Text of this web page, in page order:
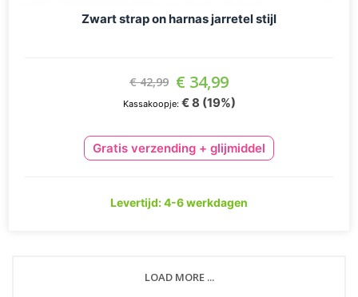
Zwart strap on harnas jarretel stijl
€ 42,99 Aanbiedingsprijs
€ 34,99
Kassakoopje: € 8 (19%)
Gratis verzending + glijmiddel
Levertijd: 4-6 werkdagen
LOAD MORE ...